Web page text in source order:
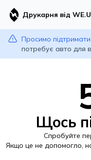
Друкарня від
Просимо підтримати
потребує авто для
Щось
Спробуйте
Якщо це не допомогло,